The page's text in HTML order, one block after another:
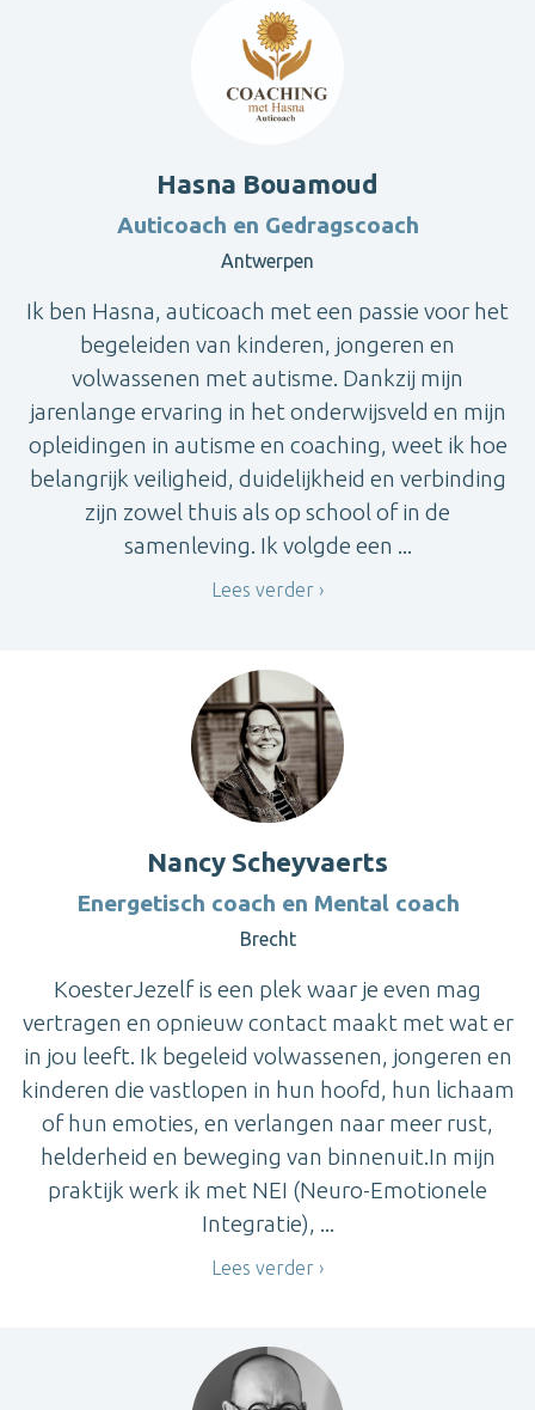
Hasna Bouamoud
Auticoach en Gedragscoach
Antwerpen
Ik ben Hasna, auticoach met een passie voor het
begeleiden van kinderen, jongeren en
volwassenen met autisme. Dankzij mijn
jarenlange ervaring in het onderwijsveld en mijn
opleidingen in autisme en coaching, weet ik hoe
belangrijk veiligheid, duidelijkheid en verbinding
zijn zowel thuis als op school of in de
samenleving. Ik volgde een ...
Lees verder
Nancy Scheyvaerts
Energetisch coach en Mental coach
Brecht
KoesterJezelf is een plek waar je even mag
vertragen en opnieuw contact maakt met wat er
in jou leeft. Ik begeleid volwassenen, jongeren en
kinderen die vastlopen in hun hoofd, hun lichaam
of hun emoties, en verlangen naar meer rust,
helderheid en beweging van binnenuit.In mijn
praktijk werk ik met NEI (Neuro-Emotionele
Integratie), ...
Lees verder